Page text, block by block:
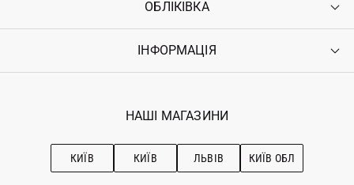
Контакти
Повернення
Гарантія
ОБЛІКІВКА
Увійти
Ostriv Club+
ІНФОРМАЦІЯ
Наші магазини
Рекомендації з догляду
НАШІ МАГАЗИНИ
КИЇВ КИЇВ ЛЬВІВ КИЇВ ОБЛ